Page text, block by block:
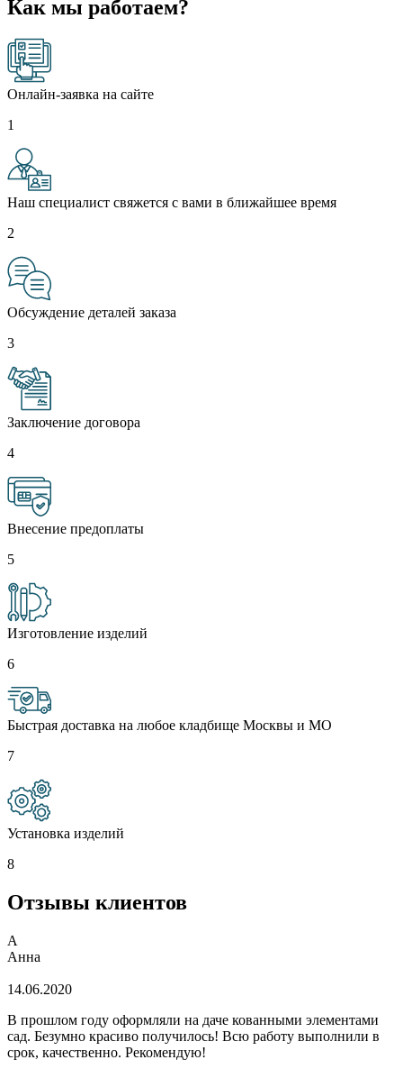
Как мы работаем?
Онлайн-заявка на сайте
1
Наш специалист свяжется с вами в ближайшее время
2
Обсуждение деталей заказа
3
Заключение договора
4
Внесение предоплаты
5
Изготовление изделий
6
Быстрая доставка на любое кладбище Москвы и МО
7
Установка изделий
8
Отзывы клиентов
А
Анна
14.06.2020
В прошлом году оформляли на даче кованными элементами
сад. Безумно красиво получилось! Всю работу выполнили в
срок, качественно. Рекомендую!